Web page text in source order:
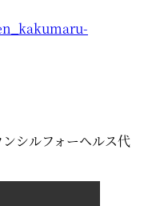
シルフォーヘルス代